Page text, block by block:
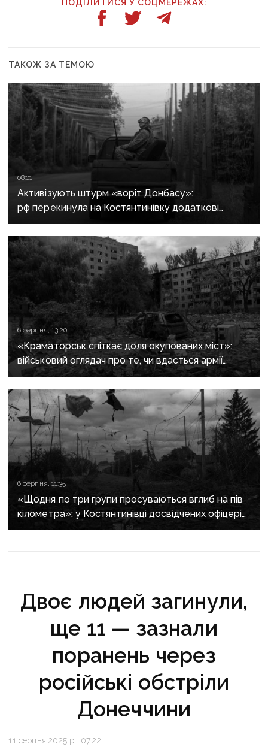
ПОДІЛИТИСЯ У СОЦМЕРЕЖАХ:
ТАКОЖ ЗА ТЕМОЮ
08:01
Активізують штурм «воріт Донбасу»:
рф перекинула на Костянтинівку додаткові
підрозділи й поновила атаки тритонними
авіабомбами
6 серпня, 13:20
«Краматорськ спіткає доля окупованих міст»:
військовий оглядач про те, чи вдасться армії
рф захопити останню агломерацію Донеччини до
кінця 2026 року
6 серпня, 11:35
«Щодня по три групи просуваються вглиб на пів
кілометра»: у Костянтинівці досвідчених офіцерів
рф відправляють на штурми позицій
Двоє людей загинули,
ще 11 — зазнали
поранень через
російські обстріли
Донеччини
11 серпня 2025 р., 07:22